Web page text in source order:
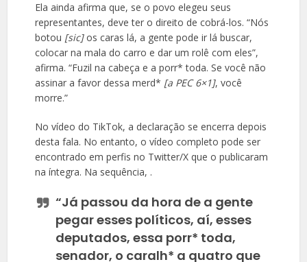
Ela ainda afirma que, se o povo elegeu seus
representantes, deve ter o direito de cobrá-los. “Nós
botou [sic]os caras lá, a gente pode ir lá buscar,
colocar na mala do carro e dar um rolê com eles”,
afirma. “Fuzil na cabeça e a porr* toda. Se você não
assinar a favor dessa merd* [a PEC 6×1], você
morre.”
No vídeo do TikTok, a declaração se encerra depois
desta fala. No entanto, o vídeo completo pode ser
encontrado em perfis no Twitter/X que o publicaram
na íntegra. Na sequência, .
“Já passou da hora de a gente
pegar esses políticos, aí, esses
deputados, essa porr* toda,
senador, o caralh* a quatro que